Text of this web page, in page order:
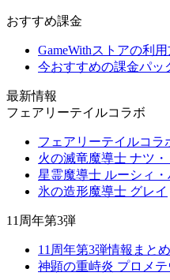
おすすめ課金
GameWithストアの利
今おすすめの課金パッ
最新情報
フェアリーテイルコラボ
フェアリーテイルコラ
火の滅竜魔導士 ナツ
星霊魔導士 ルーシィ
氷の造形魔導士 グレイ
11周年第3弾
11周年第3弾情報まとめ
神顕の重峙炎 プロメテ